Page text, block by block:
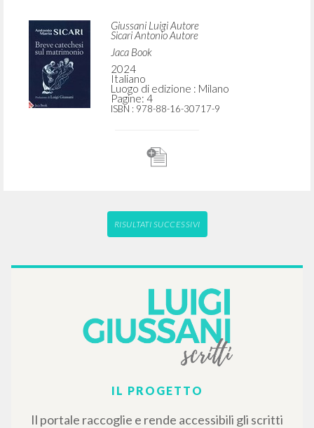
Giussani Luigi Autore
Sicari Antonio Autore
Jaca Book
2024
Italiano
Luogo di edizione : Milano
Pagine: 4
ISBN : 978-88-16-30717-9
RISULTATI SUCCESSIVI
IL PROGETTO
Il portale raccoglie e rende accessibili gli scritti